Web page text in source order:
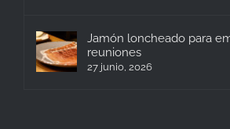
reuniones
27 junio, 2026